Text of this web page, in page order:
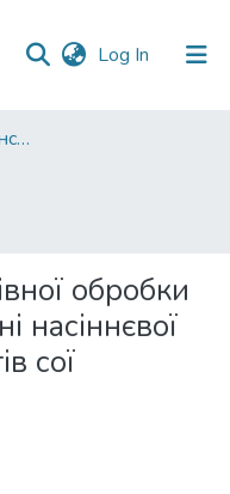
Log In (current)
Навчально-науковий інститут агротехнологій, селекції та екології
обробки
насіннєвої
сої